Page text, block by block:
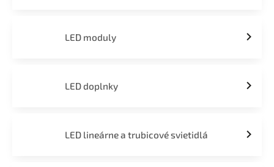
LED moduly
LED doplnky
LED lineárne a trubicové svietidlá